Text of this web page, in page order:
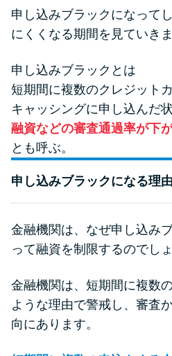
い理由
やシステム
較
未成年でも
へのバレに
を解説
ソフト闇金
は要注意！
090金融（
申し込みブラックになって
にくくなる期間を見ていきま
申し込みブラックとは
短期間に複数のクレジット
キャッシングに申し込んだ
融資などの審査通過率が下
とも呼ぶ。
申し込みブラックになる理由
金融機関は、なぜ申し込み
って融資を制限するのでしょ
金融機関は、短期間に複数
ような理由で警戒し、審査
向にあります。